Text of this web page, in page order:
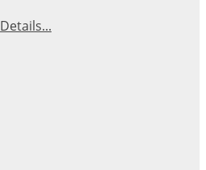
Details...